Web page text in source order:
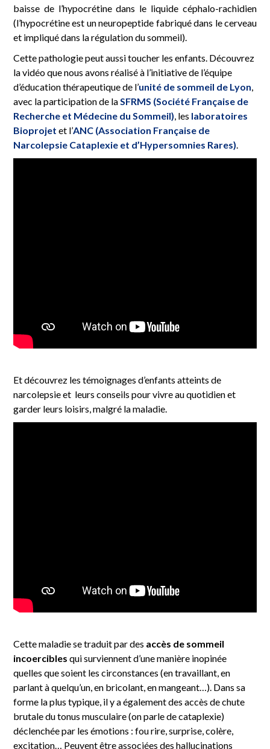
baisse de l’hypocrétine dans le liquide céphalo-rachidien
(l’hypocrétine est un neuropeptide fabriqué dans le cerveau
et impliqué dans la régulation du sommeil).
Cette pathologie peut aussi toucher les enfants. Découvrez
la vidéo que nous avons réalisé à l’initiative de l’équipe
d’éducation thérapeutique de l’unité de sommeil de Lyon
avec la participation de la SFRMS (Société Française de
Recherche et Médecine du Sommeil) , les laboratoires
Bioprojet et l’ANC (Association Française de
Narcolepsie Cataplexie et d’Hypersomnies Rares)
Et découvrez les témoignages d’enfants atteints de
narcolepsie et leurs conseils pour vivre au quotidien et
garder leurs loisirs, malgré la maladie.
Cette maladie se traduit par des accès de sommeil
incoercibles qui surviennent d’une manière inopinée
quelles que soient les circonstances (en travaillant, en
parlant à quelqu’un, en bricolant, en mangeant…). Dans sa
forme la plus typique, il y a également des accès de chute
brutale du tonus musculaire (on parle de cataplexie)
déclenchée par les émotions : fou rire, surprise, colère,
excitation… Peuvent être associées des hallucinations